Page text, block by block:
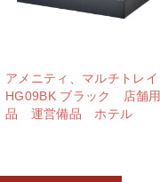
アメニティ、マルチトレイ
HG09BK ブラック 店舗用
品 運営備品 ホテル